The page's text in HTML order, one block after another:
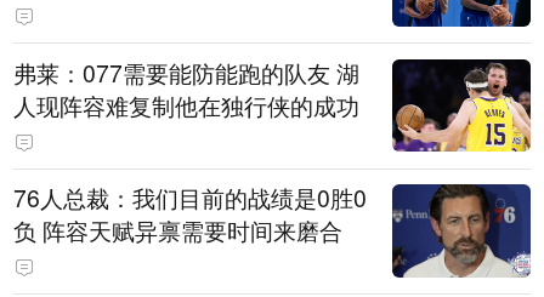
弗莱：077需要能防能跑的队友 湖
人现阵容难复制他在独行侠的成功
76人总裁：我们目前的战绩是0胜0
负 阵容天赋异禀需要时间来磨合